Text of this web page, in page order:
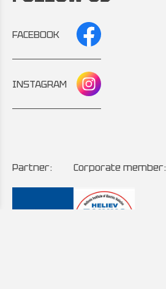
FACEBOOK
INSTAGRAM
Partner: Corporate member: